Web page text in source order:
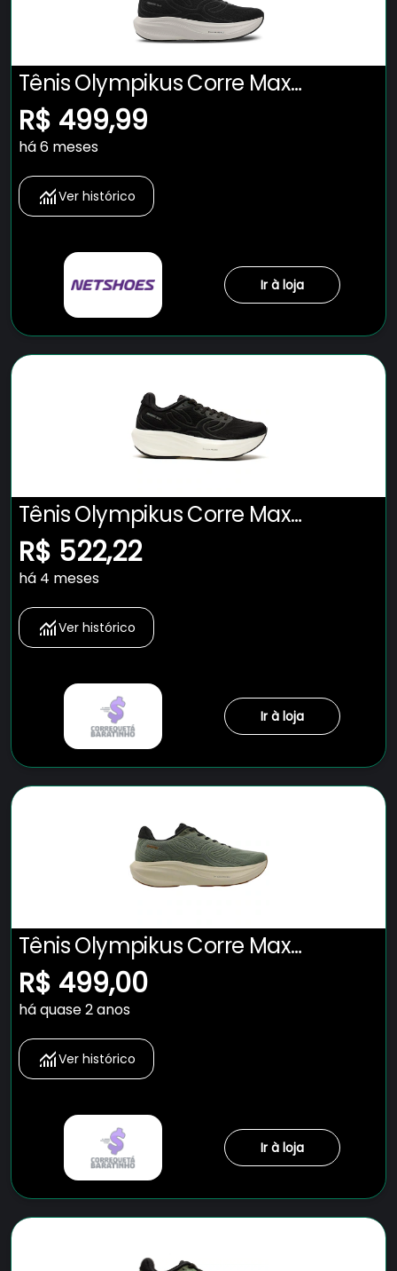
Tênis Olympikus Corre Max
Masculino
R$ 499,99
há 6 meses
Ver histórico
Ir à loja
Tênis Olympikus Corre Max
Masculino
R$ 522,22
há 4 meses
Ver histórico
Ir à loja
Tênis Olympikus Corre Max
Masculino
R$ 499,00
há quase 2 anos
Ver histórico
Ir à loja